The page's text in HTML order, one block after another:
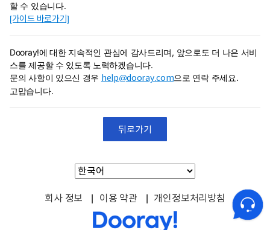
할 수 있습니다.
[가이드 바로가기]
Dooray!에 대한 지속적인 관심에 감사드리며, 앞으로도 더 나은 서비
스를 제공할 수 있도록 노력하겠습니다.
문의 사항이 있으신 경우 help@dooray.com으로 연락 주세요.
고맙습니다.
뒤로가기
회사 정보 | 이용 약관 | 개인정보처리방침